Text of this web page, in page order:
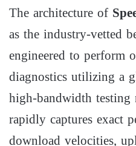
The architecture of
as the industry-vetted
engineered to perform
diagnostics utilizing a
high-bandwidth testing
rapidly captures exact
download velocities,